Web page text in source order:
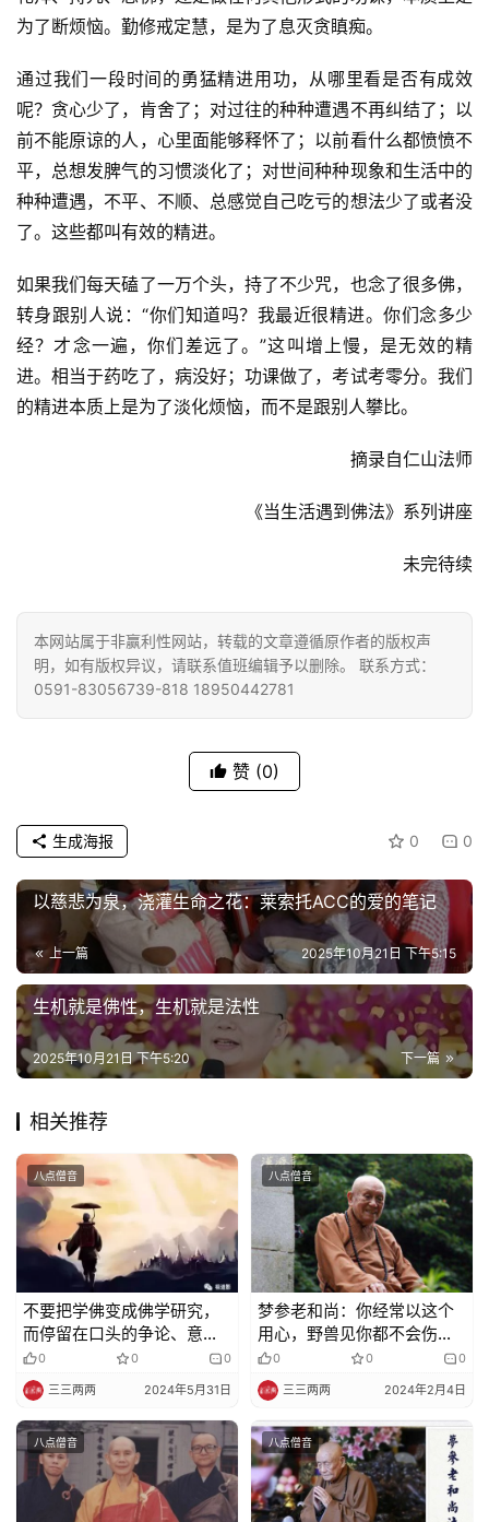
菩
专
题
公
益
善
佛
教
人
物
视
频
纪
录
艺
术
政
策
法
规
免
声
登录 注册
为了断烦恼。勤修戒定慧，是为了息灭贪瞋痴。
通过我们一段时间的勇猛精进用功，从哪里看是否有成效
呢？贪心少了，肯舍了；对过往的种种遭遇不再纠结了；以
前不能原谅的人，心里面能够释怀了；以前看什么都愤愤不
平，总想发脾气的习惯淡化了；对世间种种现象和生活中的
种种遭遇，不平、不顺、总感觉自己吃亏的想法少了或者没
了。这些都叫有效的精进。
如果我们每天磕了一万个头，持了不少咒，也念了很多佛，
转身跟别人说：“你们知道吗？我最近很精进。你们念多少
经？才念一遍，你们差远了。”这叫增上慢，是无效的精
进。相当于药吃了，病没好；功课做了，考试考零分。我们
的精进本质上是为了淡化烦恼，而不是跟别人攀比。
摘录自仁山法师
《当生活遇到佛法》系列讲座
未完待续
本网站属于非赢利性网站，转载的文章遵循原作者的版权声
明，如有版权异议，请联系值班编辑予以删除。 联系方式：
0591-83056739-818 18950442781
赞 (0)
0 0
生成海报
以慈悲为泉，浇灌生命之花：莱索托ACC的爱的笔记
上一篇 2025年10月21日 下午5:15
生机就是佛性，生机就是法性
下一篇
2025年10月21日 下午5:20
相关推荐
八点僧音
不要把学佛变成佛学研究，
而停留在口头的争论、意识
的空想 ！
0 0 0
三三两两 2024年5月31日
八点僧音
梦参老和尚：你经常以这个
用心，野兽见你都不会伤害
你0 0 0
三三两两 2024年2月4日
八点僧音 八点僧音